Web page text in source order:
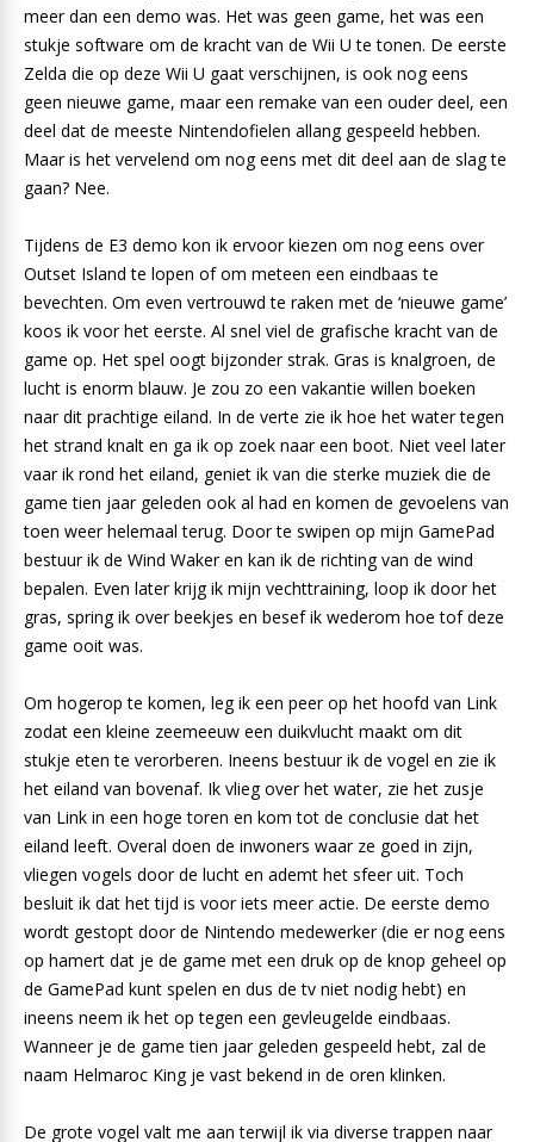
meer dan een demo was. Het was geen game, het was een
stukje software om de kracht van de Wii U te tonen. De eerste
Zelda die op deze Wii U gaat verschijnen, is ook nog eens
geen nieuwe game, maar een remake van een ouder deel, een
deel dat de meeste Nintendofielen allang gespeeld hebben.
Maar is het vervelend om nog eens met dit deel aan de slag te
gaan? Nee.
Tijdens de E3 demo kon ik ervoor kiezen om nog eens over
Outset Island te lopen of om meteen een eindbaas te
bevechten. Om even vertrouwd te raken met de ‘nieuwe game’
koos ik voor het eerste. Al snel viel de grafische kracht van de
game op. Het spel oogt bijzonder strak. Gras is knalgroen, de
lucht is enorm blauw. Je zou zo een vakantie willen boeken
naar dit prachtige eiland. In de verte zie ik hoe het water tegen
het strand knalt en ga ik op zoek naar een boot. Niet veel later
vaar ik rond het eiland, geniet ik van die sterke muziek die de
game tien jaar geleden ook al had en komen de gevoelens van
toen weer helemaal terug. Door te swipen op mijn GamePad
bestuur ik de Wind Waker en kan ik de richting van de wind
bepalen. Even later krijg ik mijn vechttraining, loop ik door het
gras, spring ik over beekjes en besef ik wederom hoe tof deze
game ooit was.
Om hogerop te komen, leg ik een peer op het hoofd van Link
zodat een kleine zeemeeuw een duikvlucht maakt om dit
stukje eten te verorberen. Ineens bestuur ik de vogel en zie ik
het eiland van bovenaf. Ik vlieg over het water, zie het zusje
van Link in een hoge toren en kom tot de conclusie dat het
eiland leeft. Overal doen de inwoners waar ze goed in zijn,
vliegen vogels door de lucht en ademt het sfeer uit. Toch
besluit ik dat het tijd is voor iets meer actie. De eerste demo
wordt gestopt door de Nintendo medewerker (die er nog eens
op hamert dat je de game met een druk op de knop geheel op
de GamePad kunt spelen en dus de tv niet nodig hebt) en
ineens neem ik het op tegen een gevleugelde eindbaas.
Wanneer je de game tien jaar geleden gespeeld hebt, zal de
naam Helmaroc King je vast bekend in de oren klinken.
De grote vogel valt me aan terwijl ik via diverse trappen naar